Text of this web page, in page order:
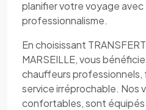
planifier votre voyage
professionnalisme.
En choisissant
MARSEILLE, vous
chauffeurs professionnels,
service irréprochable. Nos
confortables, sont équipés